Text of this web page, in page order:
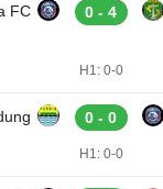
FC 0 - 4
H1: 0-0
0 - 0
H1: 0-0